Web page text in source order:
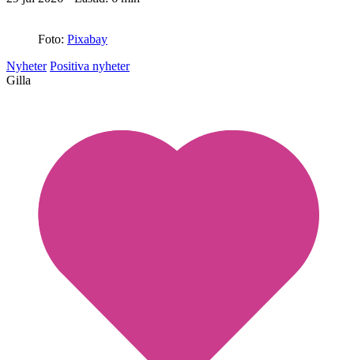
Foto: Pixabay
Nyheter Positiva nyheter
Gilla